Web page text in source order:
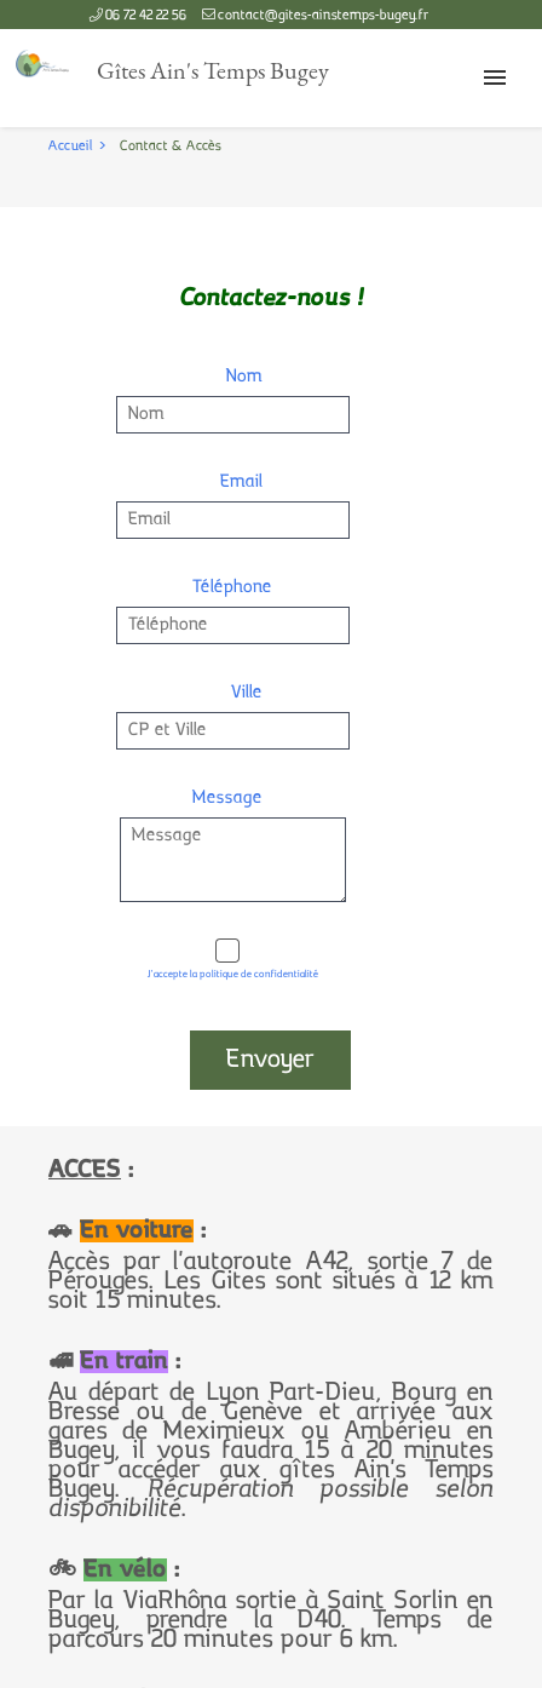
06 72 42 22 56 contact@gites-ainstemps-bugey.fr
Gîtes Ain's Temps Bugey
GÎTE CHARABOTTE
TARIFS & RÉSERVATIONS
OÙ S'AMUSER ?
Accueil Contact & Accès
Contactez-nous !
Nom
Email
Téléphone
Ville
Message
J'accepte la politique de confidentialité
ACCES :
🚗 En voiture :
Accès par l'autoroute A42, sortie 7 de
Pérouges. Les Gites sont situés à 12 km
soit 15 minutes.
🚅 En train :
Au départ de Lyon Part-Dieu, Bourg en
Bresse ou de Genève et arrivée aux
gares de Meximieux ou Ambérieu en
Bugey, il vous faudra 15 à 20 minutes
pour accéder auxgîtes Ain's Temps
Bugey. Récupération possible selon
disponibilité.
🚲 En vélo :
Par la ViaRhôna sortie à Saint Sorlin en
Bugey, prendre la D40. Temps de
parcours 20 minutes pour 6 km.